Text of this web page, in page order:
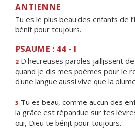
ANTIENNE
Tu es le plus beau des enfants de
bénit pour toujours.
PSAUME : 44 - I
2 D'heureuses paroles jaillissent
quand je dis mes poèmes pour le
d'une langue aussi vive que la plu
3 Tu es beau, comme aucun des enf
la grâce est répandue sur tes
oui, Dieu te bénit pour toujours.